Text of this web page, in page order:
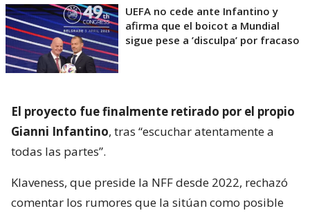
UEFA no cede ante Infantino y
afirma que el boicot a Mundial
sigue pese a ’disculpa’ por fracaso
El proyecto fue finalmente retirado por el propio
Gianni Infantino, tras “escuchar atentamente a
todas las partes”.
Klaveness, que preside la NFF desde 2022, rechazó
comentar los rumores que la sitúan como posible